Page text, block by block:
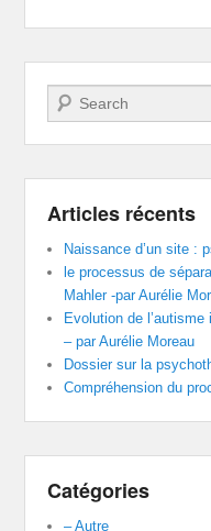
Recherche
Articles récents
Naissance d’un site :
le processus de
Mahler -par Aurélie
Evolution de
– par Aurélie Moreau
Dossier sur la
Compréhension du
Catégories
– Autre